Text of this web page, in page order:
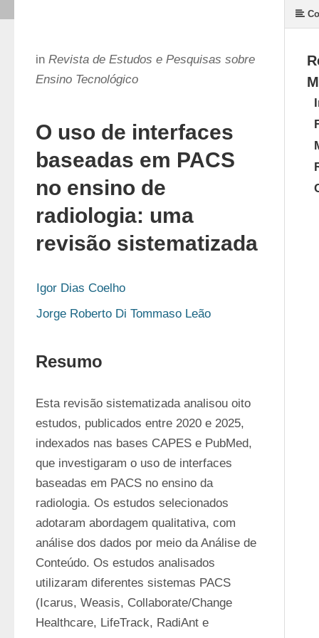
in Revista de Estudos e Pesquisas sobre
Ensino Tecnológico
O uso de interfaces
baseadas em PACS
no ensino de
radiologia: uma
revisão sistematizada
Igor Dias Coelho
Jorge Roberto Di Tommaso Leão
Resumo
Esta revisão sistematizada analisou oito
estudos, publicados entre 2020 e 2025,
indexados nas bases CAPES e PubMed,
que investigaram o uso de interfaces
baseadas em PACS no ensino da
radiologia. Os estudos selecionados
adotaram abordagem qualitativa, com
análise dos dados por meio da Análise de
Conteúdo. Os estudos analisados
utilizaram diferentes sistemas PACS
(Icarus, Weasis, Collaborate/Change
Healthcare, LifeTrack, RadiAnt e